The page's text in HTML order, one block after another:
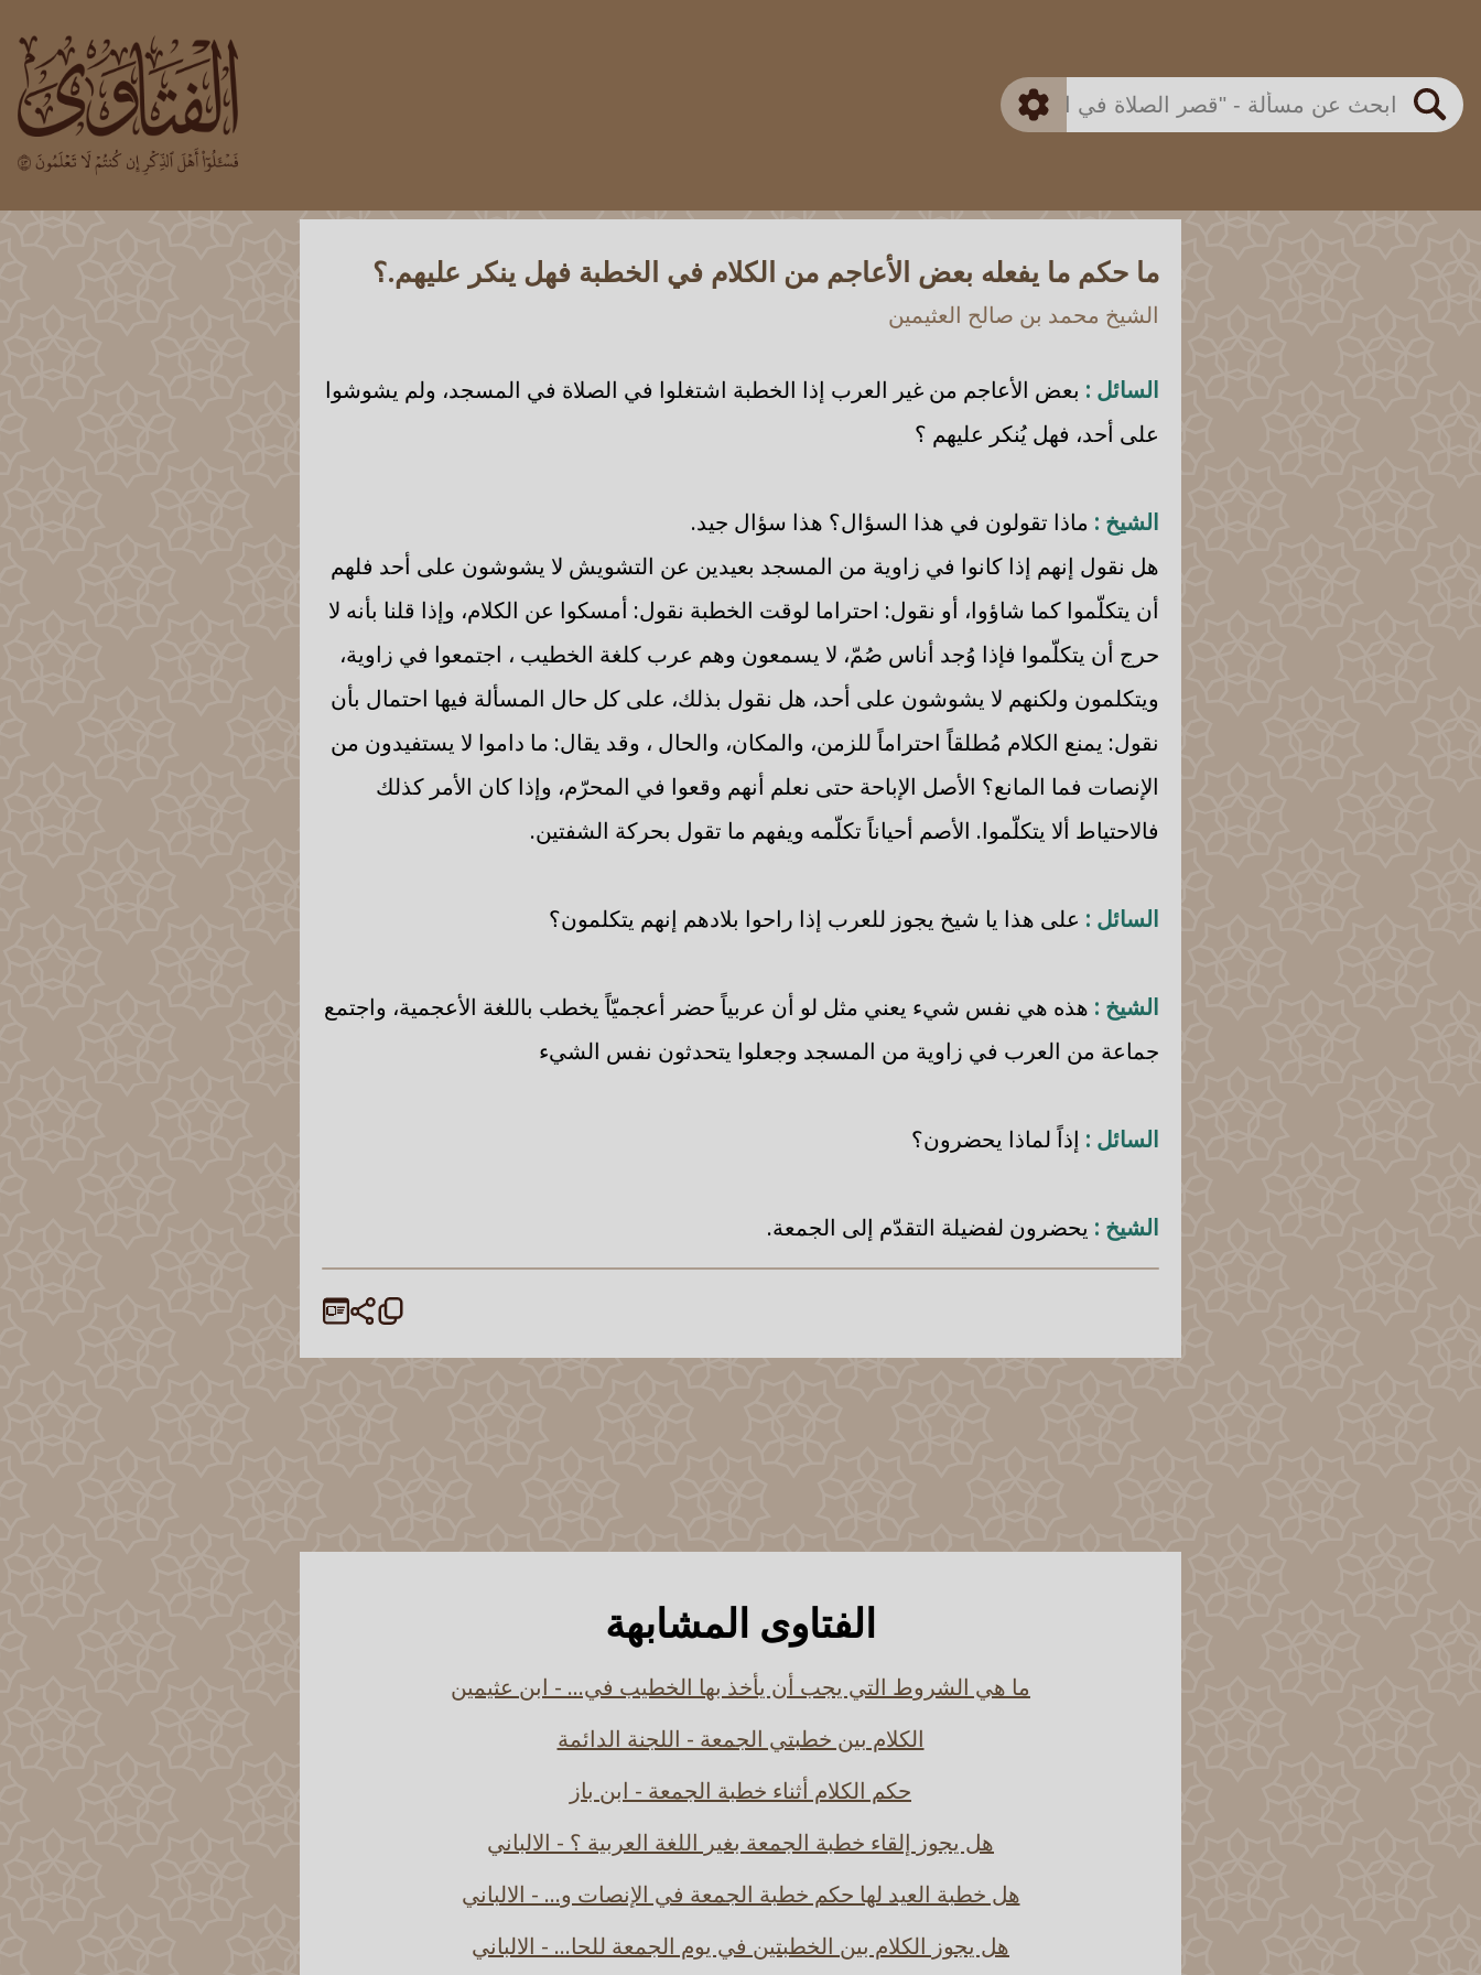
بحث
اللجنة الدائمة
متقدم
ما حكم ما يفعله بعض الأعاجم من الكلام في الخطبة فهل ينكر عليهم.؟
الشيخ محمد بن صالح العثيمين
السائل : بعض الأعاجم من غير العرب إذا الخطبة اشتغلوا في الصلاة في المسجد، ولم يشوشوا
على أحد، فهل يُنكر عليهم ؟
الشيخ : ماذا تقولون في هذا السؤال؟ هذا سؤال جيد.
هل نقول إنهم إذا كانوا في زاوية من المسجد بعيدين عن التشويش لا يشوشون على أحد فلهم
أن يتكلّموا كما شاؤوا، أو نقول: احتراما لوقت الخطبة نقول: أمسكوا عن الكلام، وإذا قلنا بأنه لا
حرج أن يتكلّموا فإذا وُجد أناس صُمّ، لا يسمعون وهم عرب كلغة الخطيب ، اجتمعوا في زاوية،
ويتكلمون ولكنهم لا يشوشون على أحد، هل نقول بذلك، على كل حال المسألة فيها احتمال بأن
نقول: يمنع الكلام مُطلقاً احتراماً للزمن، والمكان، والحال ، وقد يقال: ما داموا لا يستفيدون من
الإنصات فما المانع؟ الأصل الإباحة حتى نعلم أنهم وقعوا في المحرّم، وإذا كان الأمر كذلك
فالاحتياط ألا يتكلّموا. الأصم أحياناً تكلّمه ويفهم ما تقول بحركة الشفتين.
السائل : على هذا يا شيخ يجوز للعرب إذا راحوا بلادهم إنهم يتكلمون؟
الشيخ : هذه هي نفس شيء يعني مثل لو أن عربياً حضر أعجميّاً يخطب باللغة الأعجمية، واجتمع
جماعة من العرب في زاوية من المسجد وجعلوا يتحدثون نفس الشيء
السائل : إذاً لماذا يحضرون؟
الشيخ : يحضرون لفضيلة التقدّم إلى الجمعة.
الفتاوى المشابهة
ما هي الشروط التي يجب أن يأخذ بها الخطيب في... - ابن عثيمين
الكلام بين خطبتي الجمعة - اللجنة الدائمة
حكم الكلام أثناء خطبة الجمعة - ابن باز
هل يجوز إلقاء خطبة الجمعة بغير اللغة العربية ؟ - الالباني
هل خطبة العيد لها حكم خطبة الجمعة في الإنصات و... - الالباني
هل يجوز الكلام بين الخطبتين في يوم الجمعة للحا... - الالباني